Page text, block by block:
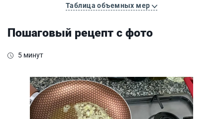
Таблица объемных мер
Пошаговый рецепт с фото
5 минут